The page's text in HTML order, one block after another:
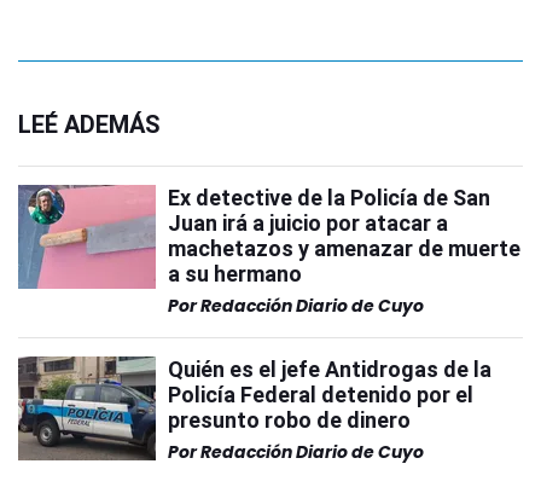
LEÉ ADEMÁS
Ex detective de la Policía de San
Juan irá a juicio por atacar a
machetazos y amenazar de muerte
a su hermano
PorRedacción Diario de Cuyo
Quién es el jefe Antidrogas de la
Policía Federal detenido por el
presunto robo de dinero
PorRedacción Diario de Cuyo